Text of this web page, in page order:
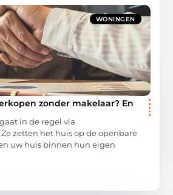
WONINGEN
zonder makelaar? En
in de regel via
zetten het huis op de openbare
uw huis binnen hun eigen